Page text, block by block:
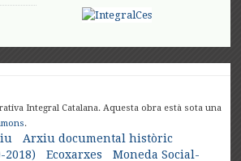
Integral Catalana. Aquesta obra està sota una
.
Arxiu documental històric
2018)
Ecoxarxes Moneda Social-